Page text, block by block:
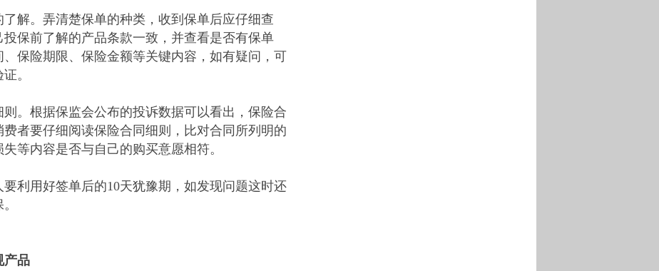
解。弄清楚保单的种类，收到保单后应仔细查
保前了解的产品条款一致，并查看是否有保单
保险期限、保险金额等关键内容，如有疑问，可
。
。根据保监会公布的投诉数据可以看出，保险合
者要仔细阅读保险合同细则，比对合同所列明的
等内容是否与自己的购买意愿相符。
利用好签单后的10天犹豫期，如发现问题这时还
产品